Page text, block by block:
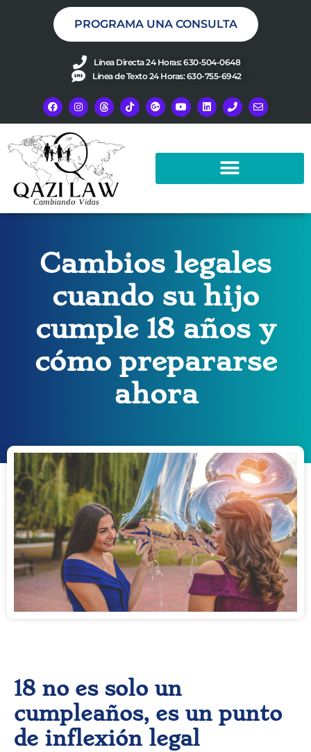
PROGRAMA UNA CONSULTA
Línea Directa 24 Horas: 630-504-0648
Línea de Texto 24 Horas: 630-755-6942
Cambios legales
cuando su hijo
cumple 18 años y
cómo prepararse
ahora
18 no es solo un
cumpleaños, es un punto
de inflexión legal